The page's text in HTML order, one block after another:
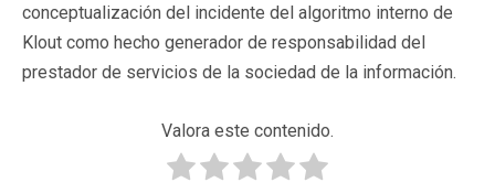
conceptualización del incidente del algoritmo interno de
Klout como hecho generador de responsabilidad del
prestador de servicios de la sociedad de la información.
Valora este contenido.